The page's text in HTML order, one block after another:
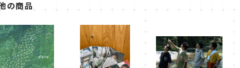
の商品